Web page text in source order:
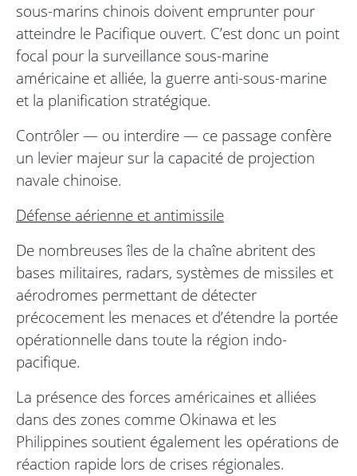
sous-marins chinois doivent emprunter pour
atteindre le Pacifique ouvert. C’est donc un point
focal pour la surveillance sous-marine
américaine et alliée, la guerre anti-sous-marine
et la planification stratégique.
Contrôler — ou interdire — ce passage confère
un levier majeur sur la capacité de projection
navale chinoise.
Défense aérienne et antimissile
De nombreuses îles de la chaîne abritent des
bases militaires, radars, systèmes de missiles et
aérodromes permettant de détecter
précocement les menaces et d’étendre la portée
opérationnelle dans toute la région indo-
pacifique.
La présence des forces américaines et alliées
dans des zones comme Okinawa et les
Philippines soutient également les opérations de
réaction rapide lors de crises régionales.